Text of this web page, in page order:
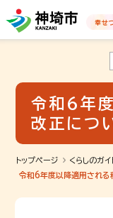
音声読み上げ用ナビゲーシ
本文へ移動します
ページ最後（フッター）へ移
音声読み上げ用ナビゲーシ
令和6年
改正につ
トップページ くらしのガイ
令和6年度以降適用される